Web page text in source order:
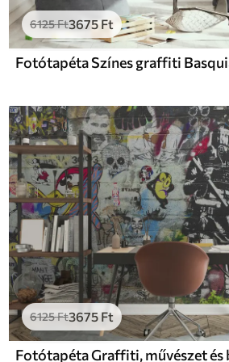
6125Ft3675 Ft
6125Ft3675 Ft